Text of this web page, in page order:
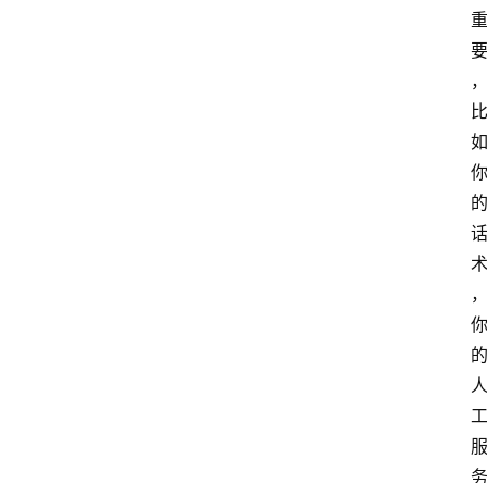
重
要
，
比
如
你
的
话
术
，
你
的
人
工
服
务